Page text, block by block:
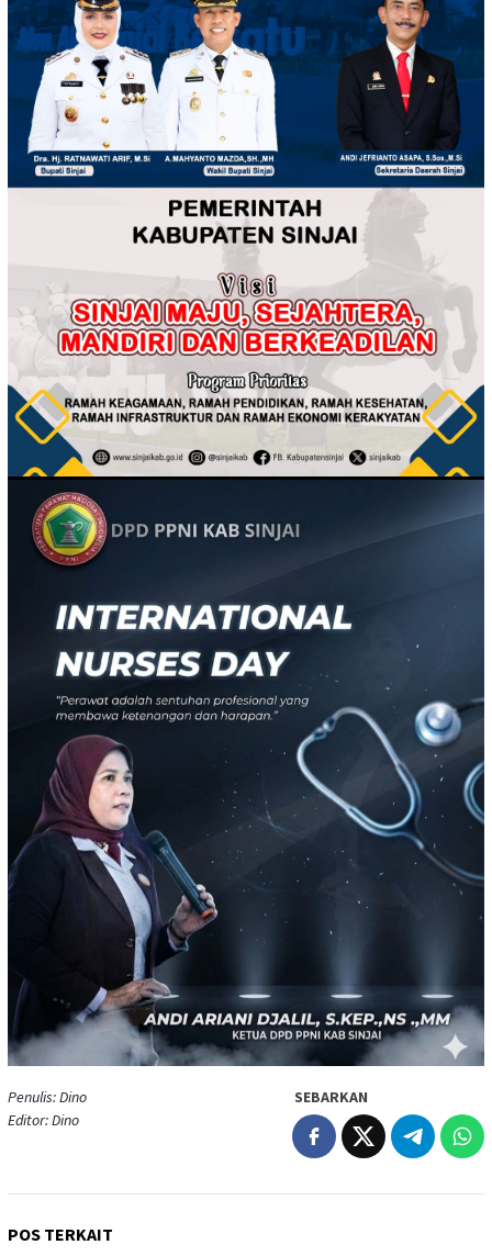
Penulis: Dino
Editor: Dino
SEBARKAN
POS TERKAIT